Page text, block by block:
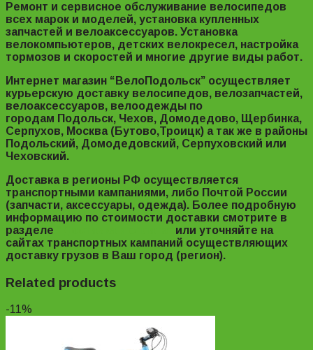
Ремонт и сервисное обслуживание велосипедов
всех марок и моделей, установка купленных
запчастей и велоаксессуаров. Установка
велокомпьютеров, детских велокресел, настройка
тормозов и скоростей и многие другие виды работ.
Интернет магазин “ВелоПодольск” осуществляет
курьерскую доставку велосипедов, велозапчастей,
велоаксессуаров, велоодежды по
городам Подольск, Чехов, Домодедово, Щербинка,
Серпухов, Москва (Бутово,Троицк) а так же в районы
Подольский, Домодедовский, Серпуховский или
Чеховский.
Доставка в регионы РФ осуществляется
транспортными кампаниями, либо Почтой России
(запчасти, аксессуары, одежда). Более подробную
информацию по стоимости доставки смотрите в
разделе
или уточняйте на
сайтах транспортных кампаний осуществляющих
доставку грузов в Ваш город (регион).
Related products
-11%